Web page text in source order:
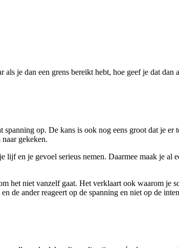
als je dan een grens bereikt hebt, hoe geef je dat
op. De kans is ook nog eens groot dat je
gekeken.
en je gevoel serieus nemen. Daarmee maak je
het niet vanzelf gaat. Het verklaart ook waarom je
de ander reageert op de spanning en niet op de